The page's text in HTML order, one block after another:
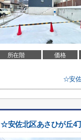
所在階 価格
☆安
☆安佐北区あさひが丘